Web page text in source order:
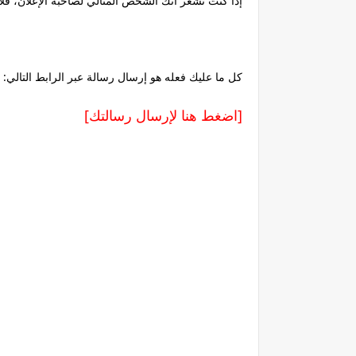
كل ما عليك فعله هو إرسال رسالة عبر الرابط التالي:
[اضغط هنا لإرسال رسالتك]